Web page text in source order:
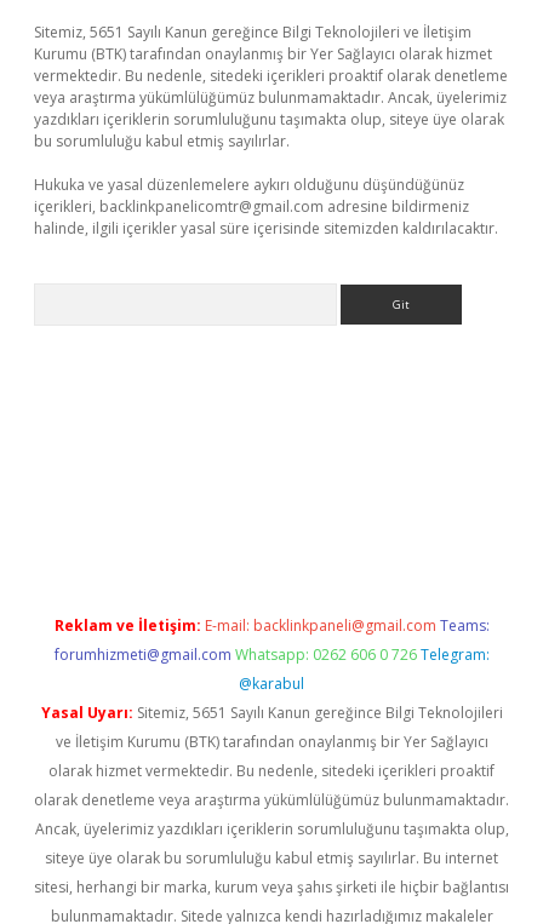
Sitemiz, 5651 Sayılı Kanun gereğince Bilgi Teknolojileri ve İletişim
Kurumu (BTK) tarafından onaylanmış bir Yer Sağlayıcı olarak hizmet
vermektedir. Bu nedenle, sitedeki içerikleri proaktif olarak denetleme
veya araştırma yükümlülüğümüz bulunmamaktadır. Ancak, üyelerimiz
yazdıkları içeriklerin sorumluluğunu taşımakta olup, siteye üye olarak
bu sorumluluğu kabul etmiş sayılırlar.
Hukuka ve yasal düzenlemelere aykırı olduğunu düşündüğünüz
içerikleri, backlinkpanelicomtr@gmail.com adresine bildirmeniz
halinde, ilgili içerikler yasal süre içerisinde sitemizden kaldırılacaktır.
Reklam ve İletişim: E-mail: backlinkpaneli@gmail.com Teams:
forumhizmeti@gmail.com Whatsapp: 0262 606 0 726 Telegram:
@karabul
Yasal Uyarı: Sitemiz, 5651 Sayılı Kanun gereğince Bilgi Teknolojileri
ve İletişim Kurumu (BTK) tarafından onaylanmış bir Yer Sağlayıcı
olarak hizmet vermektedir. Bu nedenle, sitedeki içerikleri proaktif
olarak denetleme veya araştırma yükümlülüğümüz bulunmamaktadır.
Ancak, üyelerimiz yazdıkları içeriklerin sorumluluğunu taşımakta olup,
siteye üye olarak bu sorumluluğu kabul etmiş sayılırlar. Bu internet
sitesi, herhangi bir marka, kurum veya şahıs şirketi ile hiçbir bağlantısı
bulunmamaktadır. Sitede yalnızca kendi hazırladığımız makaleler